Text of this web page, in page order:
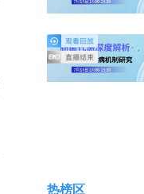
热榜区